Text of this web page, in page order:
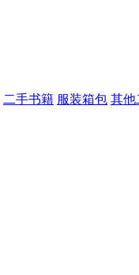
二手书籍 服装箱包 其他